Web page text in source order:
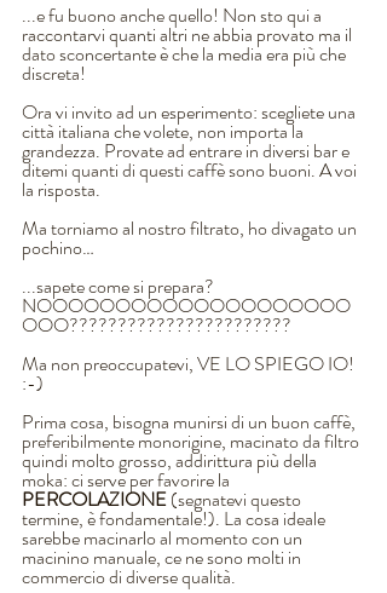
...e fu buono anche quello! Non sto qui a
raccontarvi quanti altri ne abbia provato ma il
dato sconcertante è che la media era più che
discreta!
Ora vi invito ad un esperimento: scegliete una
città italiana che volete, non importa la
grandezza. Provate ad entrare in diversi bar e
ditemi quanti di questi caffè sono buoni. A voi
la risposta.
Ma torniamo al nostro filtrato, ho divagato un
pochino…
...sapete come si prepara?
NOOOOOOOOOOOOOOOOOOOO
OOO???????????????????????
Ma non preoccupatevi, VE LO SPIEGO IO!
:-)
Prima cosa, bisogna munirsi di un buon caffè,
preferibilmente monorigine, macinato da filtro
quindi molto grosso, addirittura più della
moka: ci serve per favorire la
PERCOLAZIONE (segnatevi questo
termine, è fondamentale!). La cosa ideale
sarebbe macinarlo al momento con un
macinino manuale, ce ne sono molti in
commercio di diverse qualità.